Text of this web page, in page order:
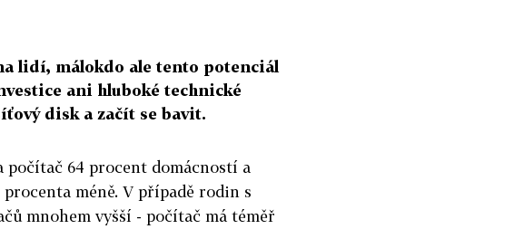
lidí, málokdo ale tento potenciál
ani hluboké technické
disk a začít se bavit.
počítač 64 procent domácností a
méně. V případě rodin s
mnohem vyšší - počítač má téměř